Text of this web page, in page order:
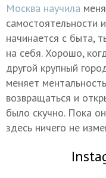
Москва научила
самостоятельности
начинается с быта,
на себя. Хорошо,
другой крупный
меняет
возвращаться и
было скучно. Пока
здесь ничего не